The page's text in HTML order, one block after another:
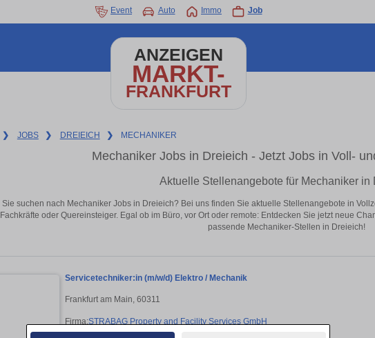
Event Auto Immo Job
ANZEIGEN
MARKT-
FRANKFURT
❯ JOBS ❯ DREIEICH ❯ MECHANIKER
Mechaniker Jobs in Dreieich - Jetzt Jobs in Voll-
Aktuelle Stellenangebote für Mechaniker in
Sie suchen nach Mechaniker Jobs in Dreieich? Bei uns finden Sie aktuelle Stellenangebote in
Fachkräfte oder Quereinsteiger. Egal ob im Büro, vor Ort oder remote: Entdecken Sie jetzt neue
passende Mechaniker-Stellen in Dreieich!
Servicetechniker:in (m/w/d) Elektro / Mechanik
Frankfurt am Main, 60311
Firma:STRABAG Property and Facility Services GmbH